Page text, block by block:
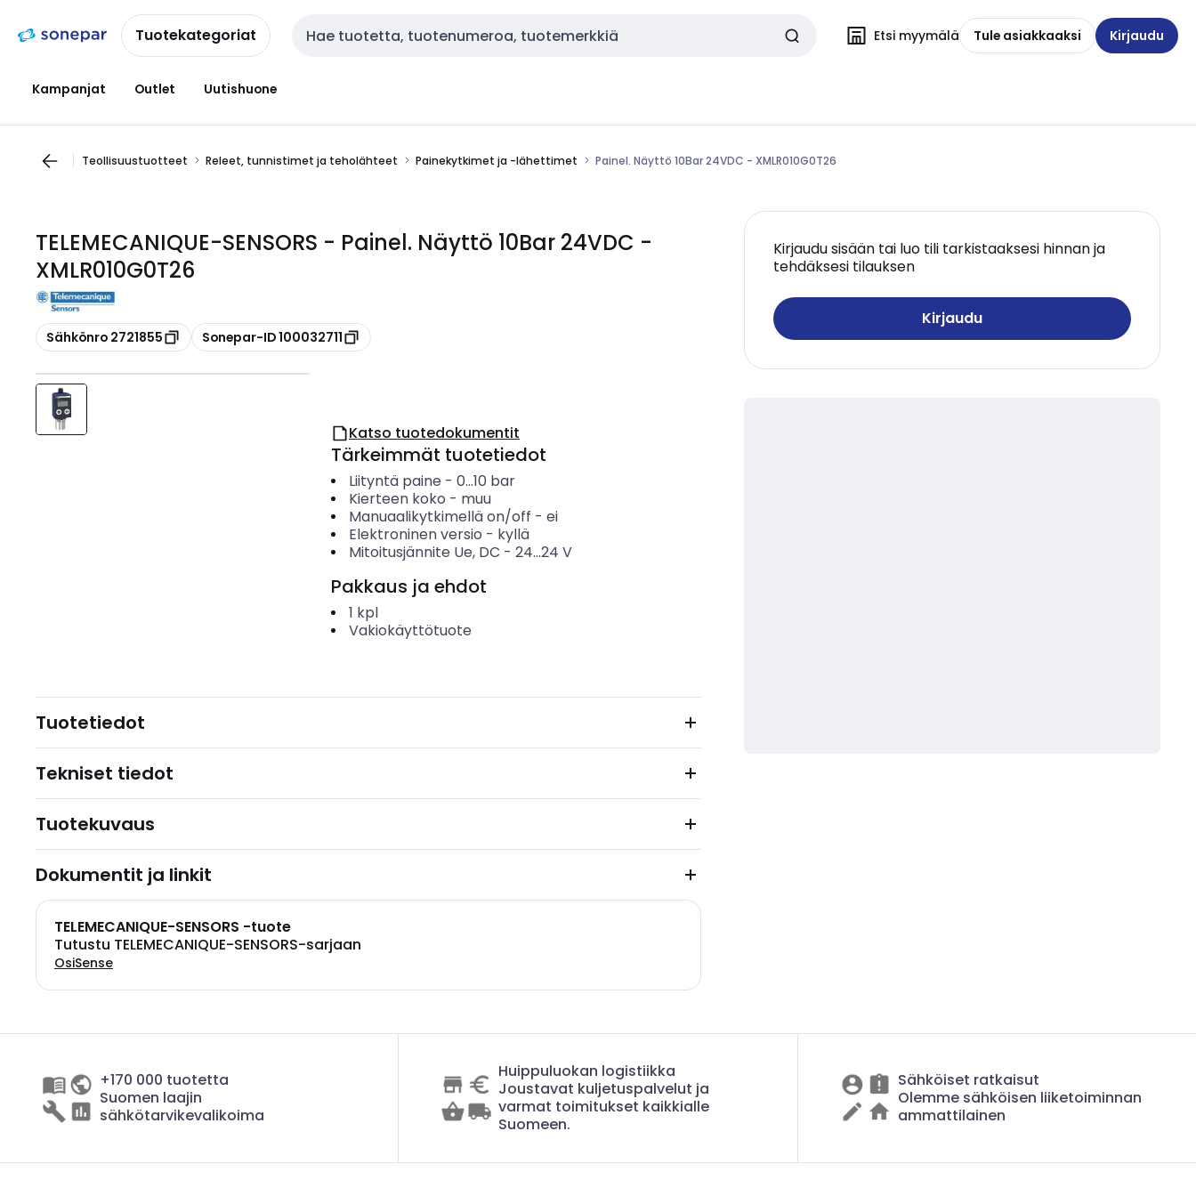
navigointiinsisältöönTuotekategoriat Haku Etsi myymälä Tule asiakkaaksi Kirjaudu
Kampanjat Outlet Uutishuone
Teollisuustuotteet Releet, tunnistimet ja teholähteet Painekytkimet ja -lähettimet Painel. Näyttö 10Bar 24VDC - XMLR010G0T26
TELEMECANIQUE-SENSORS - Painel. Näyttö 10Bar 24VDC -
XMLR010G0T26
Kopioi
Sähkönro 2721855 Kopioi
Sonepar-ID 100032711
Kirjaudu sisään tai luo tili tarkistaaksesi hinnan ja
tehdäksesi tilauksen
Kirjaudu
Katso tuotedokumentit
Tärkeimmät tuotetiedot
Liityntä paine - 0...10 bar
Kierteen koko - muu
Manuaalikytkimellä on/off - ei
Elektroninen versio - kyllä
Mitoitusjännite Ue, DC - 24...24 V
Pakkaus ja ehdot
1 kpl
Vakiokäyttötuote
Tuotetiedot
Tekniset tiedot
Tuotekuvaus
Dokumentit ja linkit
TELEMECANIQUE-SENSORS -tuote
Tutustu TELEMECANIQUE-SENSORS-sarjaan
OsiSense
+170 000 tuotetta
Suomen laajin
sähkötarvikevalikoima
Huippuluokan logistiikka
Joustavat kuljetuspalvelut ja
varmat toimitukset kaikkialle
Suomeen.
Sähköiset ratkaisut
Olemme sähköisen liiketoiminnan
ammattilainen